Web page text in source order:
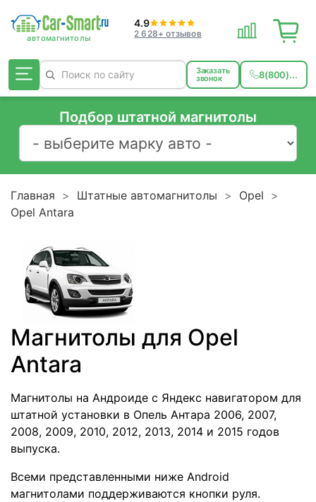
4.9
2 628+ отзывов
Заказать
звонок 8(800)...
Подбор штатной магнитолы
Главная Штатные автомагнитолы
Opel
Opel Antara
Магнитолы для Opel
Antara
Магнитолы на Андроиде с Яндекс навигатором для
штатной установки в Опель Антара 2006, 2007,
2008, 2009, 2010, 2012, 2013, 2014 и 2015 годов
выпуска.
Всеми представленными ниже Android
магнитолами поддерживаются кнопки руля.